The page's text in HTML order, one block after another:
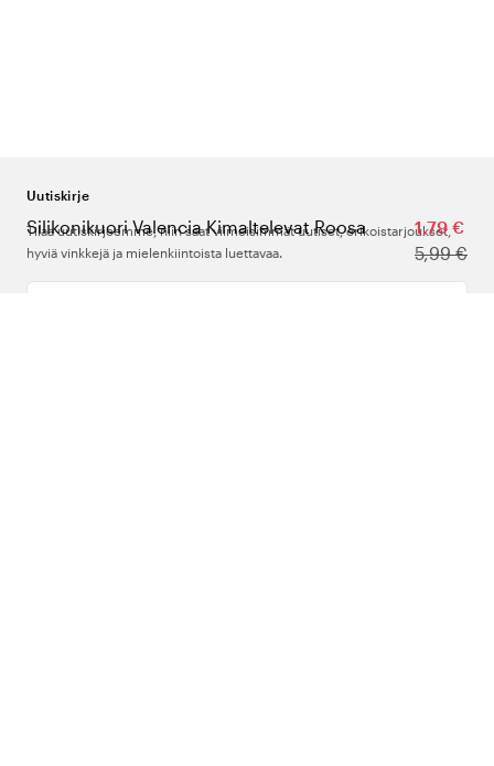
Silikonikuori Valencia Kimaltelevat Roosa
1,79 €
5,99 €
Uutiskirje
Tilaa uutiskirjeemme, niin saat viimeisimmät uutiset, erikoistarjoukset,
hyviä vinkkejä ja mielenkiintoista luettavaa.
Kirjoita sähköpostiosoitteesi